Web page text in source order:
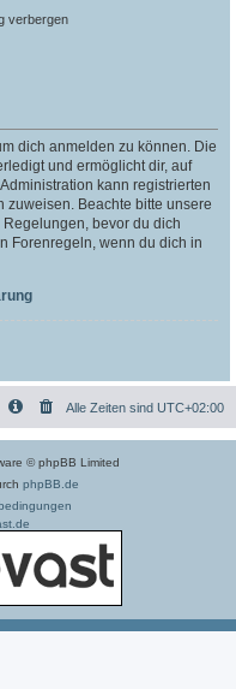
verbergen
dich anmelden zu können. Die
und ermöglicht dir, auf
kann registrierten
zuweisen. Beachte bitte unsere
bevor du dich
Forenregeln, wenn du dich in
Alle Zeiten sind UTC+02:00
© phpBB Limited
phpBB.de